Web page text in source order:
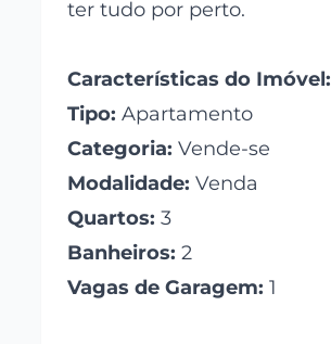
ter tudo por perto.
Características do Imóvel:
Tipo: Apartamento
Categoria: Vende-se
Modalidade: Venda
Quartos: 3
Banheiros: 2
Vagas de Garagem: 1